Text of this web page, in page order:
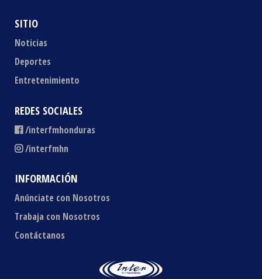
SITIO
Noticias
Deportes
Entretenimiento
REDES SOCIALES
/interfmhonduras
/interfmhn
INFORMACIÓN
Anúnciate con Nosotros
Trabaja con Nosotros
Contáctanos